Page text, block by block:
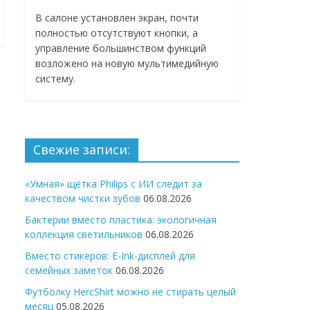
В салоне установлен экран, почти
полностью отсутствуют кнопки, а
управление большинством функций
возложено на новую мультимедийную
систему.
Свежие записи:
«Умная» щётка Philips с ИИ следит за
качеством чистки зубов 06.08.2026
Бактерии вместо пластика: экологичная
коллекция светильников 06.08.2026
Вместо стикеров: E-Ink-дисплей для
семейных заметок 06.08.2026
Футболку HercShirt можно не стирать целый
месяц 05.08.2026